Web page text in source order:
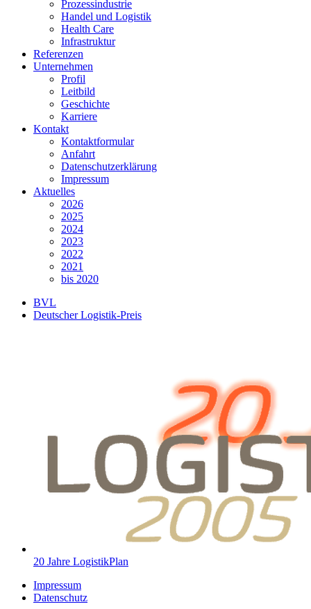
Prozessindustrie
Handel und Logistik
Health Care
Infrastruktur
Referenzen
Unternehmen
Profil
Leitbild
Geschichte
Karriere
Kontakt
Kontaktformular
Anfahrt
Datenschutzerklärung
Impressum
Aktuelles
2026
2025
2024
2023
2022
2021
bis 2020
BVL
Deutscher Logistik-Preis
20 Jahre LogistikPlan
Impressum
Datenschutz